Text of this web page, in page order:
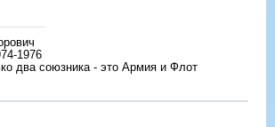
1976
два союзника - это Армия и Флот